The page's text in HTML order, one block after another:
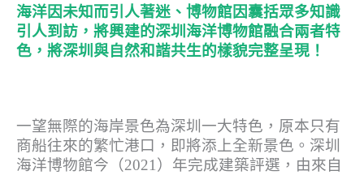
海洋因未知而引人著迷、博物館因囊括眾多知識
引人到訪，將興建的深圳海洋博物館融合兩者特
色，將深圳與自然和諧共生的樣貌完整呈現！
一望無際的海岸景色為深圳一大特色，原本只有
商船往來的繁忙港口，即將添上全新景色。深圳
海洋博物館今（2021）年完成建築評選，由來自